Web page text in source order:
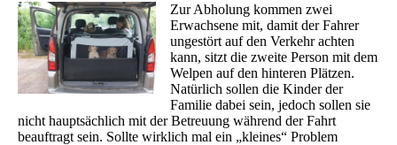
Zur Abholung kommen zwei
Erwachsene mit, damit der Fahrer
ungestört auf den Verkehr achten
kann, sitzt die zweite Person mit dem
Welpen auf den hinteren Plätzen.
Natürlich sollen die Kinder der
Familie dabei sein, jedoch sollen sie
nicht hauptsächlich mit der Betreuung während der Fahrt
beauftragt sein. Sollte wirklich mal ein „kleines“ Problem